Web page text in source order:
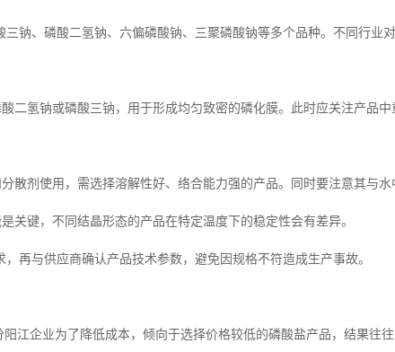
钠、磷酸二氢钠、六偏磷酸钠、三聚磷酸钠等多个品种。不同行业
二氢钠或磷酸三钠，用于形成均匀致密的磷化膜。此时应关注产品
散剂使用，需选择溶解性好、络合能力强的产品。同时要注意其与水
关键，不同结晶形态的产品在特定温度下的稳定性会有差异。
再与供应商确认产品技术参数，避免因规格不符造成生产事故。
江企业为了降低成本，倾向于选择价格较低的磷酸盐产品，结果往往